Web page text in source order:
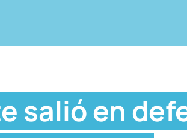
salió en